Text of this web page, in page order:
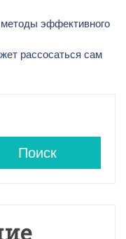
эффективного
рассосаться сам
Поиск